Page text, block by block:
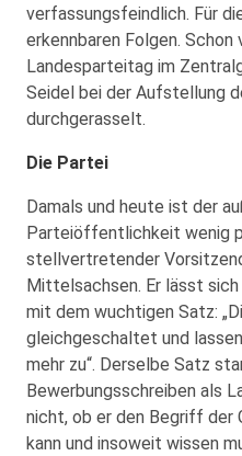
verfassungsfeindlich. Für
erkennbaren Folgen. Schon
Landesparteitag im
Seidel bei der Aufstellung
durchgerasselt.
Die Partei
Damals und heute ist der
Parteiöffentlichkeit wenig
stellvertretender
Mittelsachsen. Er lässt
mit dem wuchtigen Satz:
gleichgeschaltet und
mehr zu“. Derselbe Satz
Bewerbungsschreiben als
nicht, ob er den Begriff der
kann und insoweit wissen